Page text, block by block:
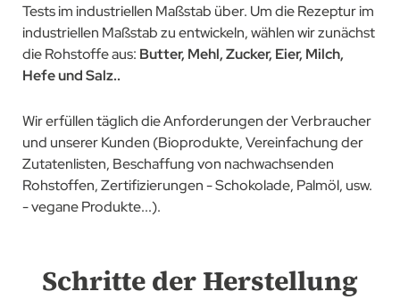
Tests im industriellen Maßstab über. Um die Rezeptur im
industriellen Maßstab zu entwickeln, wählen wir zunächst
die Rohstoffe aus: Butter, Mehl, Zucker, Eier, Milch,
Hefe und Salz..
Wir erfüllen täglich die Anforderungen der Verbraucher
und unserer Kunden (Bioprodukte, Vereinfachung der
Zutatenlisten, Beschaffung von nachwachsenden
Rohstoffen, Zertifizierungen - Schokolade, Palmöl, usw.
- vegane Produkte...).
Schritte der Herstellung